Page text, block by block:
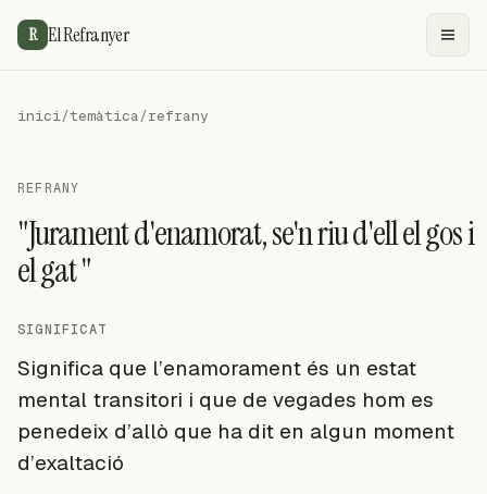
R El Refranyer
inici/temàtica/refrany
REFRANY
"Jurament d'enamorat, se'n riu d'ell el gos i
el gat "
SIGNIFICAT
Significa que l’enamorament és un estat
mental transitori i que de vegades hom es
penedeix d’allò que ha dit en algun moment
d’exaltació